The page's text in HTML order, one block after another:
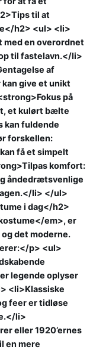
til at
h2> <ul> <li>
en overordnet
til fastelavn.</li>
af
give et unikt
på
et kulørt bælte
kan fuldende
forskellen:
få et simpelt
komfort:
åndedrætsvenlige
li> </ul>
i dag</h2>
em>, er
det moderne.
p> <ul>
legende oplyser
<li>Klassiske
feer er tidløse
li>
eller 1920’ernes
en mere